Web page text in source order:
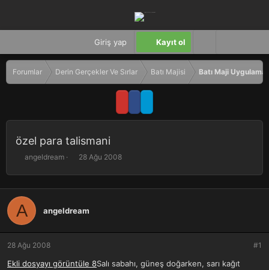
Giriş yap Kayıt ol
Forumlar Derin Gerçekler Ve Sırlar Batı Majisi Batı Maji
özel para talismani
K
n
b
u
y
u
b
a
l
angeldream
B
ş
l
n
ı
a
28 Ağu 2008
A angeldream
28 Ağu 2008 #1
Ekli dosyayı görüntüle 8Salı sabahı, güneş doğarken, sarı kağıt